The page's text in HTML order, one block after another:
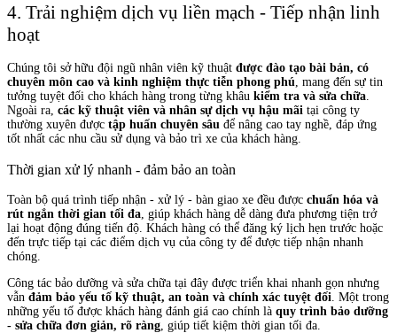
4. Trải nghiệm dịch vụ liền mạch - Tiếp nhận linh
hoạt
Chúng tôi sở hữu đội ngũ nhân viên kỹ thuật được đào tạo bài bản, có
chuyên môn cao và kinh nghiệm thực tiễn phong phú, mang đến sự tin
tưởng tuyệt đối cho khách hàng trong từng khâu kiểm tra và sửa chữa.
Ngoài ra, các kỹ thuật viên và nhân sự dịch vụ hậu mãi tại công ty
thường xuyên được tập huấn chuyên sâu để nâng cao tay nghề, đáp ứng
tốt nhất các nhu cầu sử dụng và bảo trì xe của khách hàng.
Thời gian xử lý nhanh - đảm bảo an toàn
Toàn bộ quá trình tiếp nhận - xử lý - bàn giao xe đều được chuẩn hóa và
rút ngắn thời gian tối đa , giúp khách hàng dễ dàng đưa phương tiện trở
lại hoạt động đúng tiến độ. Khách hàng có thể đăng ký lịch hẹn trước hoặc
đến trực tiếp tại các điểm dịch vụ của công ty để được tiếp nhận nhanh
chóng.
Công tác bảo dưỡng và sửa chữa tại đây được triển khai nhanh gọn nhưng
vẫn đảm bảo yếu tố kỹ thuật, an toàn và chính xác tuyệt đối . Một trong
những yếu tố được khách hàng đánh giá cao chính là quy trình bảo dưỡng
- sửa chữa đơn giản, rõ ràng , giúp tiết kiệm thời gian tối đa.